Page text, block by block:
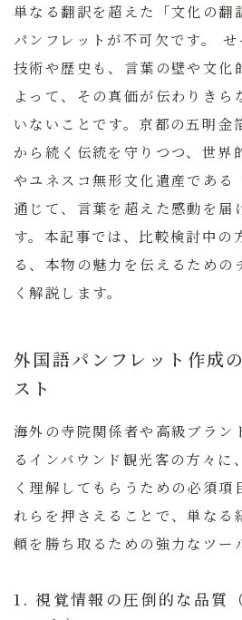
単なる翻訳を超えた「文化の翻
パンフレットが不可欠です。
せ
技術や歴史も、言葉の壁や文化
よって、その真価が伝わりきら
いないことです。京都の五明金
から続く伝統を守りつつ、世界
やユネスコ無形文化遺産である
通じて、言葉を超えた感動を届
す。本記事では、比較検討中の
る、本物の魅力を伝えるための
く解説します。
外国語パンフレット作成
スト
海外の寺院関係者や高級ブラン
るインバウンド観光客の方々に
く理解してもらうための必須項
れらを押さえることで、単なる
頼を勝ち取るための強力なツー
1. 視覚情報の圧倒的な品質